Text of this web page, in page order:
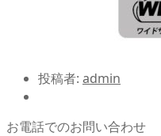
投稿者: admin
お電話でのお問い合わせ